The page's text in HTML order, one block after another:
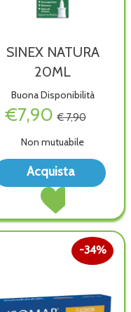
SINEX NATURA
20ML
Buona Disponibilità
€7,90 € 7,90
Non mutuabile
Acquista
Acquista SINEX
20ML al
carrello
34%